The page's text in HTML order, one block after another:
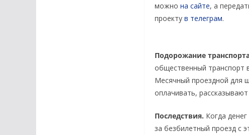
можно на сайте, а
проекту в телеграм.
Подорожание
общественный транспорт
Месячный проездной для
оплачивать,
Последствия. Когда
за безбилетный проезд с